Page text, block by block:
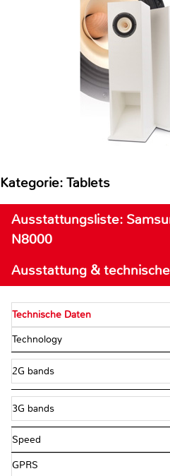
Kategorie: Tablets
Ausstattungsliste:
N8000
Ausstattung &
Technische Daten
Technology
2G bands
3G bands
Speed
GPRS